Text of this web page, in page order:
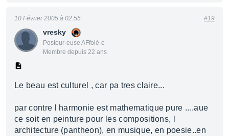
vresky
Posteur·euse AFfolé·e
Membre depuis 22 ans
10 Février 2005 à 02:55 #19
Le beau est culturel , car pa tres claire...
par contre l harmonie est mathematique pure ....aue
ce soit en peinture pour les compositions, l
architecture (pantheon), en musique, en poesie..en